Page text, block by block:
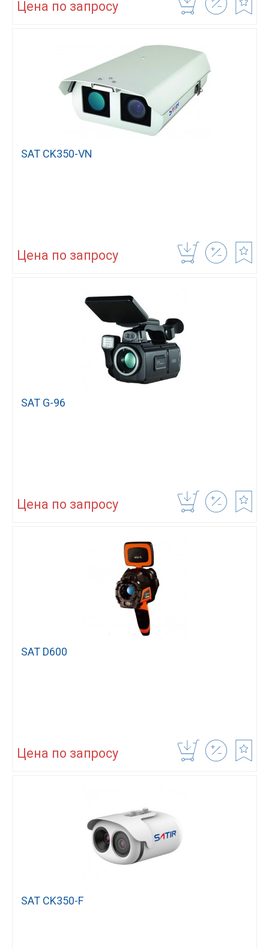
Цена по запросу
SAT CK350-VN
Цена по запросу
SAT G-96
Цена по запросу
SAT D600
Цена по запросу
SAT CK350-F